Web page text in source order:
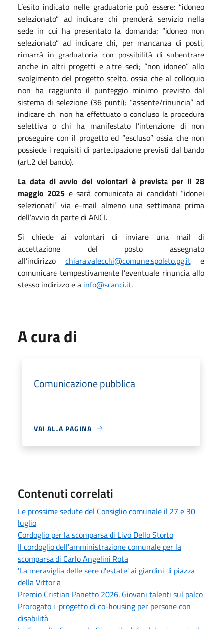
L’esito indicato nelle graduatorie può essere: “idoneo
selezionato” ad indicare chi prenderà servizio nella
sede in cui ha presentato la domanda; “idoneo non
selezionato” ad indicare chi, per mancanza di posti,
rimarrà in graduatoria con possibilità di subentrare
anche in altri progetti e altre sedi; “non idoneo” allo
svolgimento del progetto scelto, ossia che al colloquio
non ha raggiunto il punteggio minimo previsto dal
sistema di selezione (36 punti); “assente/rinuncia” ad
indicare chi non ha effettuato o concluso la procedura
selettiva o chi ha manifestato l’intenzione di non
proseguire con il progetto ed “escluso” ossia che non
possiede i requisiti di partecipazione previsti dal bando
(art.2 del bando).
La data di avvio dei volontari è prevista per il 28
maggio 2025 e sarà comunicata ai candidati “idonei
selezionati” via e-mail almeno una settimana prima
dell’avvio da parte di ANCI.
Si chiede ai volontari di inviare una mail di
accettazione del posto assegnato
all’indirizzo chiara.valecchi@comune.spoleto.pg.ite
comunicare tempestivamente l’eventuale rinuncia allo
stesso indirizzo e a info@scanci.it.
A cura di
Comunicazione pubblica
VAI ALLA PAGINA
Contenuti correlati
Le prossime sedute del Consiglio comunale il 27 e 30
luglio
Cordoglio per la scomparsa di Livo Dello Storto
Il cordoglio dell'amministrazione comunale per la
scomparsa di Carlo Angelini Rota
'La meraviglia delle sere d'estate' ai giardini di piazza
della Vittoria
Premio Cristian Panetto 2026. Giovani talenti sul palco
Prorogato il progetto di co-housing per persone con
disabilità